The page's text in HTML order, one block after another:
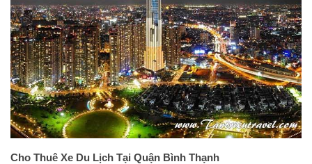
Cho Thuê Xe Du Lịch Tại Quận Bình Thạnh